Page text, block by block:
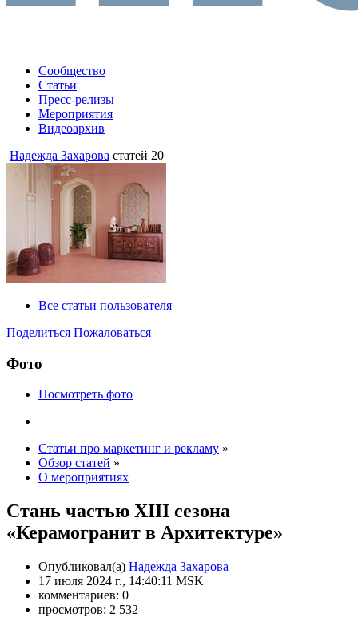
Сообщество
Статьи
Пресс-релизы
Мероприятия
Видеоархив
Надежда Захарова статей 20
Все статьи пользователя
Поделиться Пожаловаться
Фото
Посмотреть фото
Статьи про маркетинг и рекламу »
Обзор статей »
О мероприятиях
Стань частью XIII сезона
«Керамогранит в Архитектуре»
Опубликовал(а) Надежда Захарова
17 июля 2024 г., 14:40:11 MSK
комментариев: 0
просмотров: 2 532